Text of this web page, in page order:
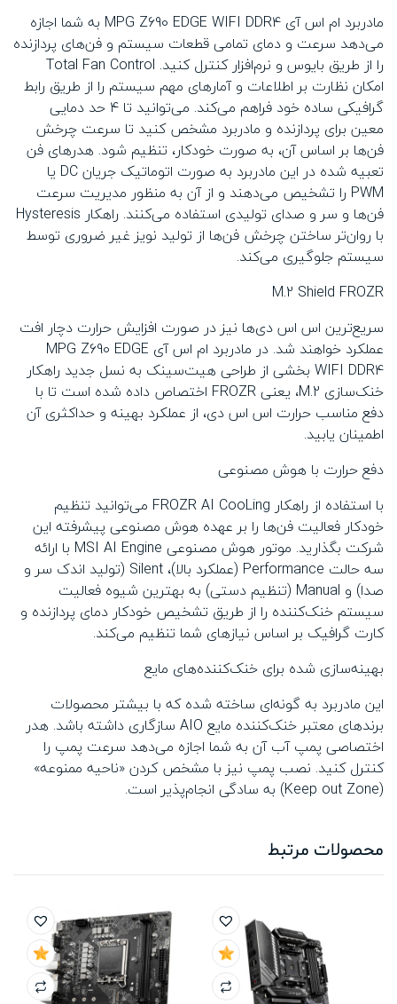
مادربرد ام اس آی MPG Z690 EDGE WIFI DDR4 به شما اجازه
می‌دهد سرعت و دمای تمامی قطعات سیستم و فن‌های پردازنده
را از طریق بایوس و نرم‌افزار کنترل کنید. Total Fan Control
امکان نظارت بر اطلاعات و آمارهای مهم سیستم را از طریق رابط
گرافیکی ساده خود فراهم می‌کند. می‌توانید تا ۴ حد دمایی
معین برای پردازنده و مادربرد مشخص کنید تا سرعت چرخش
فن‌ها بر اساس آن، به صورت خودکار، تنظیم شود. هدرهای فن
تعبیه شده در این مادربرد به صورت اتوماتیک جریان DC یا
PWM را تشخیص می‌دهند و از آن به منظور مدیریت سرعت
فن‌ها و سر و صدای تولیدی استفاده می‌کنند. راهکار Hysteresis
با روان‌تر ساختن چرخش فن‌ها از تولید نویز غیر ضروری توسط
سیستم جلوگیری می‌کند.
M.2 Shield FROZR
سریع‌ترین اس اس دی‌ها نیز در صورت افزایش حرارت دچار افت
عملکرد خواهند شد. در مادربرد ام اس آی MPG Z690 EDGE
WIFI DDR4 بخشی از طراحی هیت‌سینک به نسل جدید راهکار
خنک‌سازی M.2، یعنی FROZR اختصاص داده شده است تا با
دفع مناسب حرارت اس اس دی، از عملکرد بهینه و حداکثری آن
اطمینان یابید.
دفع حرارت با هوش مصنوعی
با استفاده از راهکار FROZR AI CooLing می‌توانید تنظیم
خودکار فعالیت فن‌ها را بر عهده هوش مصنوعی پیشرفته این
شرکت بگذارید. موتور هوش مصنوعی MSI AI Engine با ارائه
سه حالت Performance (عملکرد بالا)، Silent (تولید اندک سر و
صدا) و Manual (تنظیم دستی) به بهترین شیوه فعالیت
سیستم خنک‌کننده را از طریق تشخیص خودکار دمای پردازنده و
کارت گرافیک بر اساس نیازهای شما تنظیم می‌کند.
بهینه‌سازی شده برای خنک‌کننده‌های مایع
این مادربرد به گونه‌ای ساخته شده که با بیشتر محصولات
برندهای معتبر خنک‌کننده مایع AIO سازگاری داشته باشد. هدر
اختصاصی پمپ آب آن به شما اجازه می‌دهد سرعت پمپ را
کنترل کنید. نصب پمپ نیز با مشخص کردن «ناحیه ممنوعه»
(Keep out Zone) به سادگی انجام‌پذیر است.
محصولات مرتبط